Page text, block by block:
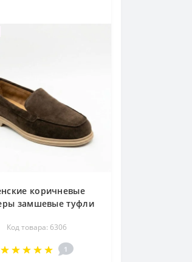
коричневые
замшевые туфли
DXL1157-9F 6306
в стиле Loro Piana
Summer Walk
Код товара: 6306
1